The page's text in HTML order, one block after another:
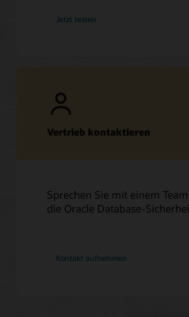
Jetzt testen
Vertrieb kontaktieren
Sprechen Sie mit einem
die Oracle Database-
Kontakt aufnehmen